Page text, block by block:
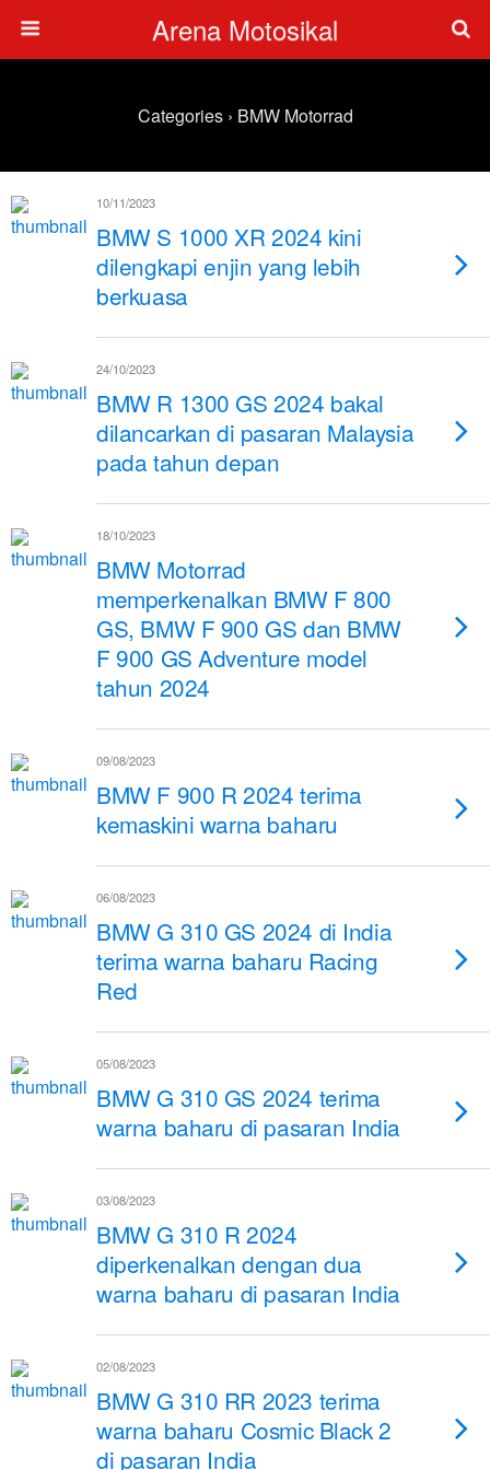
Arena Motosikal
Categories › BMW Motorrad
10/11/2023
BMW S 1000 XR 2024 kini
dilengkapi enjin yang lebih
berkuasa
24/10/2023
BMW R 1300 GS 2024 bakal
dilancarkan di pasaran Malaysia
pada tahun depan
18/10/2023
BMW Motorrad
memperkenalkan BMW F 800
GS, BMW F 900 GS dan BMW
F 900 GS Adventure model
tahun 2024
09/08/2023
BMW F 900 R 2024 terima
kemaskini warna baharu
06/08/2023
BMW G 310 GS 2024 di India
terima warna baharu Racing
Red
05/08/2023
BMW G 310 GS 2024 terima
warna baharu di pasaran India
03/08/2023
BMW G 310 R 2024
diperkenalkan dengan dua
warna baharu di pasaran India
02/08/2023
BMW G 310 RR 2023 terima
warna baharu Cosmic Black 2
di pasaran India